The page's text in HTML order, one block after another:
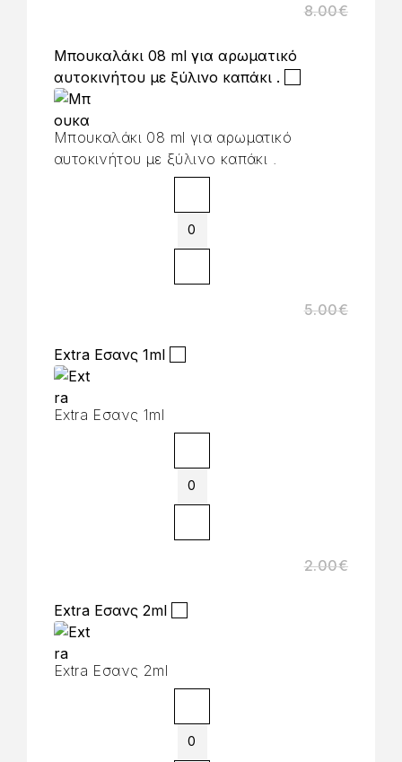
8.00€
Μπουκαλάκι 08 ml για αρωματικό
αυτοκινήτου με ξύλινο καπάκι .
Μπουκαλάκι 08 ml για αρωματικό
αυτοκινήτου με ξύλινο καπάκι .
5.00€
Extra Εσανς 1ml
Extra Εσανς 1ml
2.00€
Extra Εσανς 2ml
Extra Εσανς 2ml